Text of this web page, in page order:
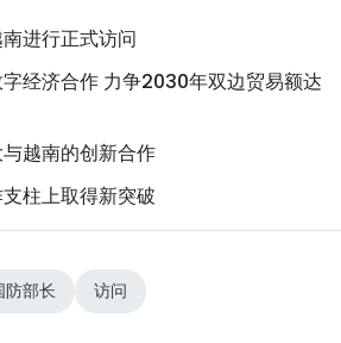
进行正式访问
经济合作 力争2030年双边贸易额达
越南的创新合作
柱上取得新突破
防部长 访问